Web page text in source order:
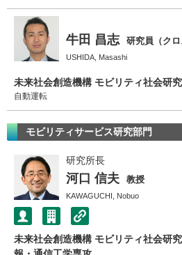
牛田 昌志 研究員（クロ
USHIDA, Masashi
未来社会創造機構 モビリティ社会研
自動運転
モビリティサービス研究部門
研究所長
河口 信夫 教授
KAWAGUCHI, Nobuo
未来社会創造機構 モビリティ社会研